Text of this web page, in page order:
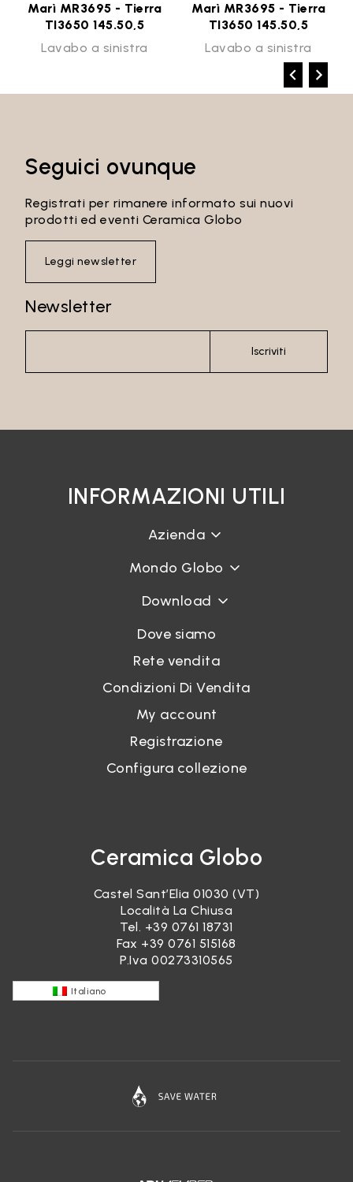
Marì MR3695 - Tierra
TI3650 145.50,5
Lavabo a sinistra
Marì MR3695 - Tierra
TI3650 145.50,5
Lavabo a sinistra
Seguici ovunque
Registrati per rimanere informato sui nuovi
prodotti ed eventi Ceramica Globo
Leggi newsletter
Newsletter
Iscriviti
INFORMAZIONI UTILI
Azienda
Mondo Globo
Download
Dove siamo
Rete vendita
Condizioni Di Vendita
My account
Registrazione
Configura collezione
Ceramica Globo
Castel Sant’Elia 01030 (VT)
Località La Chiusa
Tel. +39 0761 18731
Fax +39 0761 515168
P.Iva 00273310565
Italiano